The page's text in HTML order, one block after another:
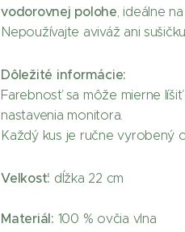
vodorovnej polohe, ideálne
Nepoužívajte aviváž ani
Dôležité informácie:
Farebnosť sa môže mierne
nastavenia monitora.
Každý kus je ručne vyrobený
Veľkosť: dĺžka 22 cm
Materiál: 100 % ovčia vlna